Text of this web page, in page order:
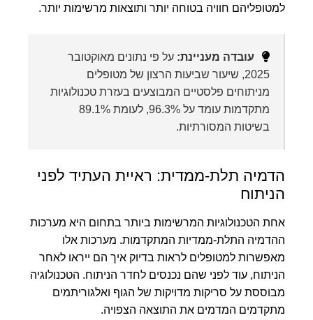
למטופליהם חוויה בטוחה יותר ותוצאות מרשימות יותר.
עובדה מעניינת: על פי נתונים מאוקטובר
2025, שיעור שביעות הרצון של מטופלים
מניתוחים פלסטיים המבוצעים בעזרת טכנולוגיות
מתקדמות עומד על 96.3%, לעומת 89.1%
בשיטות המסורתיות.
הדמיה תלת-ממדית: ראיית העתיד לפני
הניתוח
אחת הטכנולוגיות המרשימות ביותר בתחום היא מערכות
ההדמיה התלת-ממדיות המתקדמות. מערכות אלו
מאפשרות למטופלים לראות בדיוק איך הם ייראו לאחר
הניתוח, עוד לפני שהם נכנסים לחדר הניתוח. הטכנולוגיה
מבוססת על סריקות מדויקות של הגוף ואלגוריתמים
מתקדמים המדמים את התוצאה הצפויה.